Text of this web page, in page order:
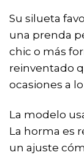
Su silueta
una prenda
chic o más
reinventado
ocasiones a
La modelo
La horma es
un ajuste